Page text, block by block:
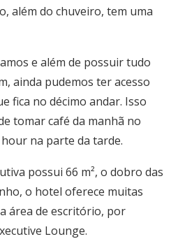
além do chuveiro, tem uma
e além de possuir tudo
ainda pudemos ter acesso
fica no décimo andar. Isso
tomar café da manhã no
na parte da tarde.
possui 66 m², o dobro das
o hotel oferece muitas
área de escritório, por
Lounge.